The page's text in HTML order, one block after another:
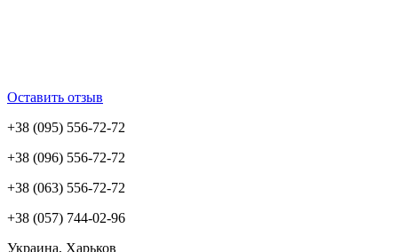
Оставить отзыв
+38 (095) 556-72-72
+38 (096) 556-72-72
+38 (063) 556-72-72
+38 (057) 744-02-96
Украина, Харьков